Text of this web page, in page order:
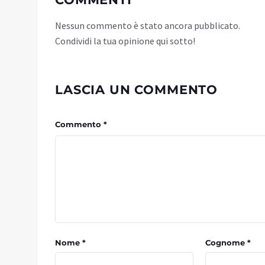
Nessun commento è stato ancora pubblicato.
Condividi la tua opinione qui sotto!
LASCIA UN COMMENTO
Commento *
Nome * Cognome *